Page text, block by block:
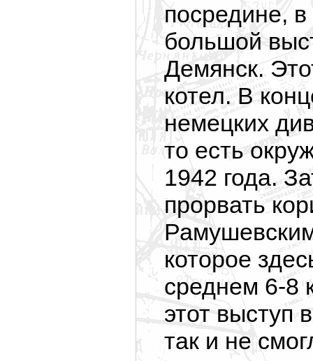
посредине,
большой
Демянск.
котел. В
немецких
то есть
1942 года.
прорвать
которое
среднем 6-8
этот выступ
так и не